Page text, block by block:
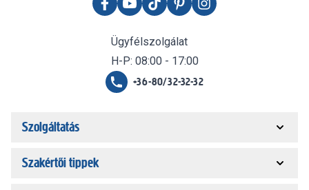
Ügyfélszolgálat
H-P: 08:00 - 17:00
+36-80/32-32-32
Szolgáltatás
Szakértői tippek